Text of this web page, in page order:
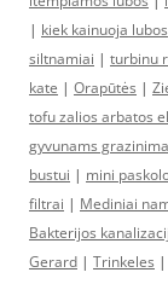
| kiek kainuoja lubos
siltnamiai | turbinu
kate | Orapūtės |
tofu zalios arbatos
gyvunams
bustui | mini
filtrai | Mediniai
Bakterijos
Gerard | Trinkeles |